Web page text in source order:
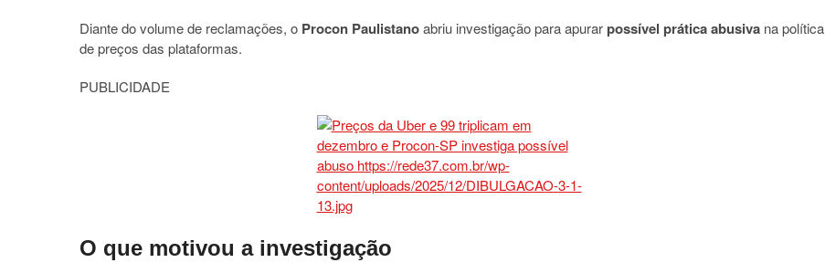
Diante do volume de reclamações, o Procon Paulistanoabriu investigação para apurarpossível prática abusiva na política
de preços das plataformas.
PUBLICIDADE
O que motivou a investigação